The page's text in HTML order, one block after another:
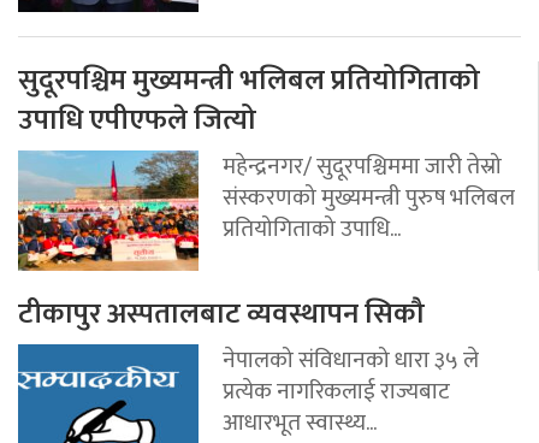
सुदूरपश्चिम मुख्यमन्त्री भलिबल प्रतियोगिताको
उपाधि एपीएफले जित्यो
महेन्द्रनगर/ सुदूरपश्चिममा जारी तेस्रो
संस्करणको मुख्यमन्त्री पुरुष भलिबल
प्रतियोगिताको उपाधि...
टीकापुर अस्पतालबाट व्यवस्थापन सिकौ
नेपालको संविधानको धारा ३५ ले
प्रत्येक नागरिकलाई राज्यबाट
आधारभूत स्वास्थ्य...